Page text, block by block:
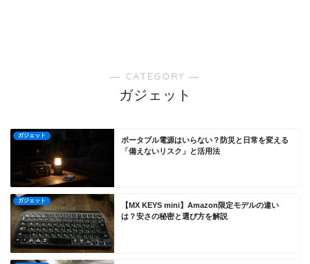
― CATEGORY ―
ガジェット
ガジェット
ポータブル電源はいらない？防災と日常を変える
「備えないリスク」と活用法
ガジェット
【MX KEYS mini】Amazon限定モデルの違い
は？安さの秘密と選び方を解説